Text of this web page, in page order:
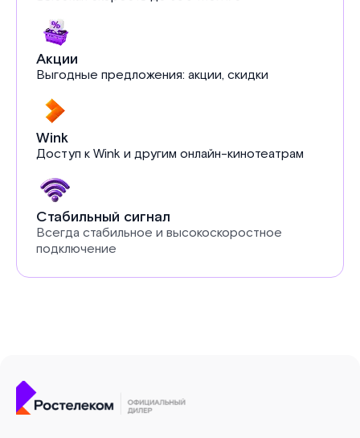
Акции
Выгодные предложения: акции, скидки
Wink
Доступ к Wink и другим онлайн-кинотеатрам
Стабильный сигнал
Всегда стабильное и высокоскоростное
подключение